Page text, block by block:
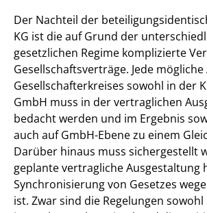
Der Nachteil der
KG ist die auf Grund der
gesetzlichen Regime komplizierte
Gesellschaftsverträge. Jede
Gesellschafterkreises sowohl in der
GmbH muss in der vertraglichen
bedacht werden und im Ergebnis
auch auf GmbH-Ebene zu einem
Darüber hinaus muss sichergestellt
geplante vertragliche Ausgestaltung
Synchronisierung von Gesetzes
ist. Zwar sind die Regelungen sowohl